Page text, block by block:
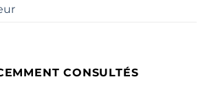
CONSULTÉS